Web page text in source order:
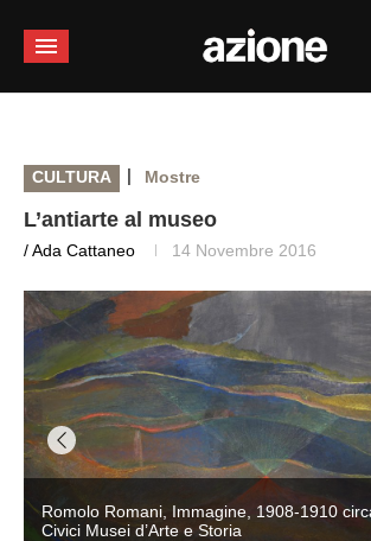
CULTURA | Mostre
L’antiarte al museo
/ Ada Cattaneo 14 Novembre 2016
Romolo Romani, Immagine, 1908-1910
Civici Musei d’Arte e Storia